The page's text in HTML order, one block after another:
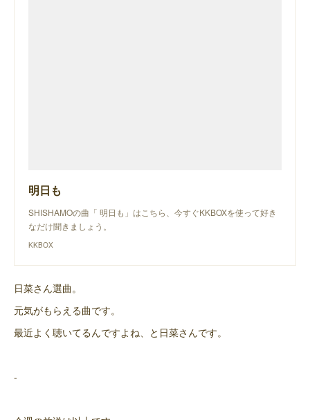
明日も
SHISHAMOの曲「 明日も」はこちら、今すぐKKBOXを使って好き
なだけ聞きましょう。
KKBOX
日菜さん選曲。
元気がもらえる曲です。
最近よく聴いてるんですよね、と日菜さんです。
-